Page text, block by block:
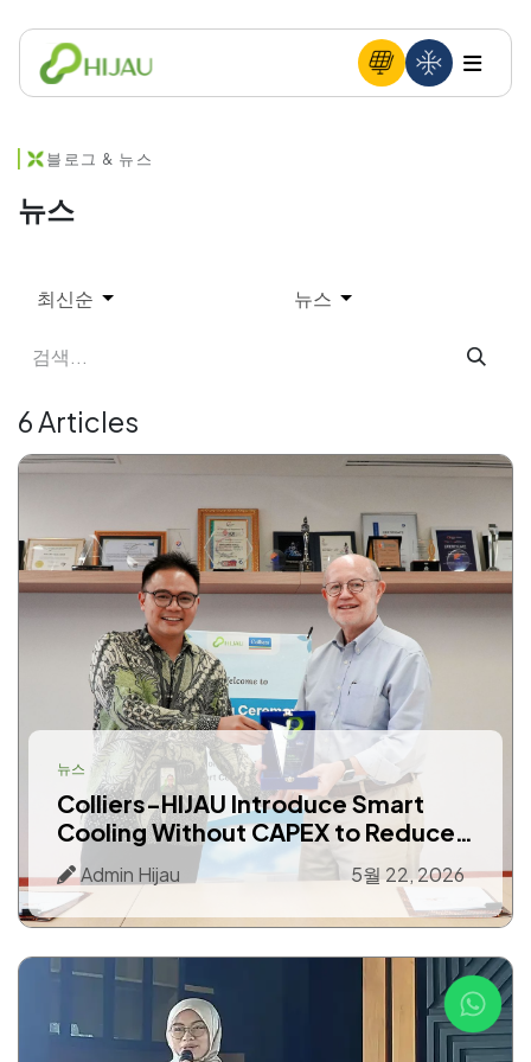
블로그 & 뉴스
뉴스
최신순 뉴스
6 Articles
뉴스
Colliers-HIJAU Introduce Smart
Cooling Without CAPEX to Reduce
Building Energy Costs
Admin Hijau 5월 22, 2026